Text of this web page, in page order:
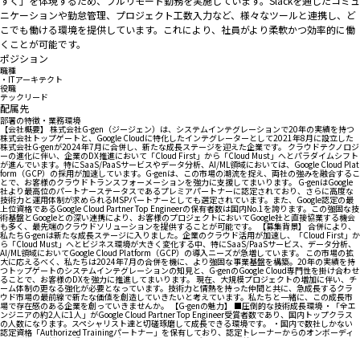
ニケーションや勤怠管理、プロジェクト工数入力など、様々なツールと連携し、ど
こでも働ける環境を提供しています。これにより、社員がより柔軟かつ効率的に働
くことが可能です。
ポジション
職種
・ITアーキテクト
役職
テックリード
配属先
部署の特徴・業務環境
【会社概要】 株式会社G-gen（ジージェン）は、システムインテグレーションで20年の実績を持つ
株式会社トップゲートと、Google Cloudに特化したインテグレーターとして2021年8月に設立した
株式会社G-genが2024年7月に合併し、新たな成長ステージを迎えた企業です。 クラウドテクノロジ
ーの進化に伴い、企業のDX推進において「Cloud First」から「Cloud Must」へとパラダイムシフト
が進んでいます。特にSaaS/PaaSサービスやデータ分析、AI/ML領域においては、Google Cloud Plat
form（GCP）の採用が加速しています。G-genは、この市場の潮流を捉え、両社の強みを融合するこ
とで、お客様のクラウドトランスフォーメーションを強力に支援してまいります。 G-genはGoogle
社より最高位のパートナーステータスであるプレミアパートナーに認定されており、さらに高度な
技術力と運用体制が求められるMSPパートナーとしても選定されています。また、Google認定の最
上位資格であるGoogle Cloud Partner Top Engineerの保有者数は国内No.1を誇ります。この強固な技
術基盤とGoogleとの深い連携により、お客様のプロジェクトにおいてGoogle社と直接協業する機会
も多く、最先端のクラウドソリューションを提供することが可能です。 【募集背景】 合併により、
私たちG-genは新たな成長ステージに入りました。企業のクラウド活用が加速し、「Cloud First」か
ら「Cloud Must」へとビジネス環境が大きく変化する中、特にSaaS/PaaSサービス、データ分析、
AI/ML領域においてGoogle Cloud Platform（GCP）の導入ニーズが急増しています。 この市場の拡
大に応えるべく、私たちは2024年7月の合併を機に、より強固な事業基盤を構築。20年の実績を持
つトップゲートのシステムインテグレーションの知見と、G-genのGoogle Cloud専門性を掛け合わせ
ることで、お客様のDXを強力に推進してまいります。 現在、大規模プロジェクトの増加に伴い、チ
ーム体制の更なる強化が必要となっています。技術力と情熱を持った仲間と共に、急成長するクラ
ウド市場の最前線で新たな価値を創造していきたいと考えています。私たちと一緒に、この成長市
場で存在感のある企業を創っていきませんか。 【G-genの魅力】 ■圧倒的な技術成長環境 ・「全エ
ンジニアの約2人に1人」がGoogle Cloud Partner Top Engineer受賞者数であり、国内トップクラス
の人数になります。スペシャリスト達と切磋琢磨して成長できる環境です。 ・国内で数社しかない
認定資格「Authorized Trainingパートナー」を保有しており、認定トレーナーからのオンボーディ